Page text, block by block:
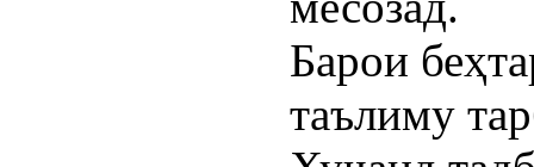
Барои
таълиму